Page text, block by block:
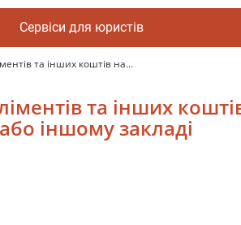
Сервіси для юристів
та інших коштів на...
та інших
іншому закладі